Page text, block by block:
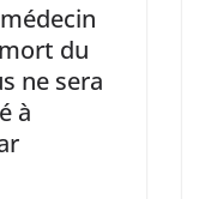
du
ne sera
à